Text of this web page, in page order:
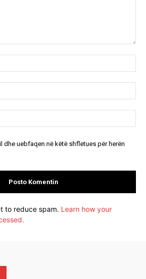
dhe uebfaqen në këtë shfletues për herën
to reduce spam. Learn how your